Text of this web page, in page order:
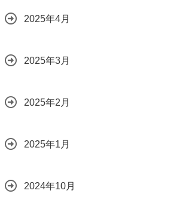
2025年4月
2025年3月
2025年2月
2025年1月
2024年10月